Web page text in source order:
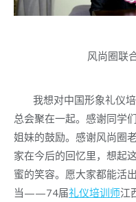
风尚圈联
我想对中国形象礼仪培
总会聚在一起。感谢同学
姐妹的鼓励。感谢风尚圈
家在今后的回忆里，想起
蜜的笑容。愿大家都能活
当——74届礼仪培训师江